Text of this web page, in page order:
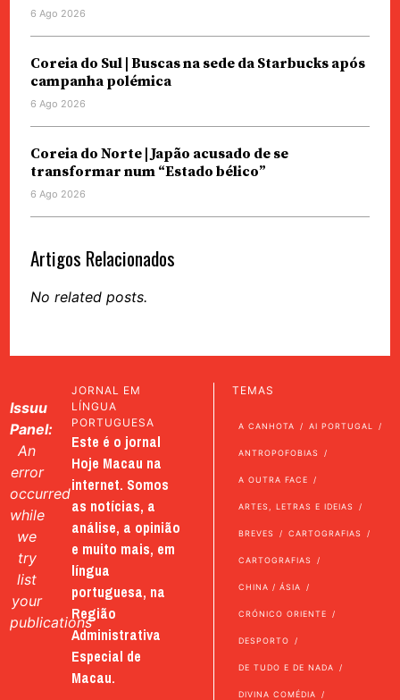
6 Ago 2026
Coreia do Sul | Buscas na sede da Starbucks após
campanha polémica
6 Ago 2026
Coreia do Norte | Japão acusado de se
transformar num “Estado bélico”
6 Ago 2026
Artigos Relacionados
No related posts.
Issuu
Panel:
An
error
occurred
while
we
try
list
your
publications
JORNAL EM
LÍNGUA
PORTUGUESA
Este é o jornal
Hoje Macau na
internet. Somos
as notícias, a
análise, a opinião
e muito mais, em
língua
portuguesa, na
Região
Administrativa
Especial de
Macau.
TEMAS
A CANHOTA AI PORTUGAL
ANTROPOFOBIAS
A OUTRA FACE
ARTES, LETRAS E IDEIAS
BREVES CARTOGRAFIAS
CARTOGRAFIAS
CHINA / ÁSIA
CRÓNICO ORIENTE
DESPORTO
DE TUDO E DE NADA
DIVINA COMÉDIA